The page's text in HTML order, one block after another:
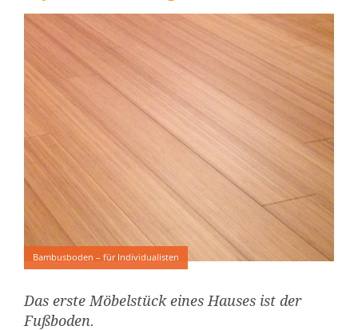
Bambusboden – für Individualisten
Das erste Möbelstück eines Hauses ist der
Fußboden.